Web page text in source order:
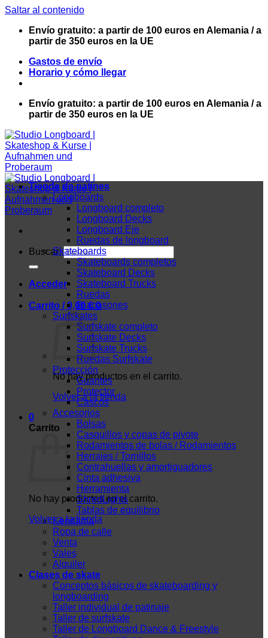
Saltar al contenido
Envío gratuito: a partir de 100 euros en Alemania / a
partir de 350 euros en la UE
Gastos de envío
Horario y cómo llegar
Envío gratuito: a partir de 100 euros en Alemania / a
partir de 350 euros en la UE
Buscar:
Acceder
Carrito /0,00€ 0
No hay productos en el carrito.
Volver a la tienda
0
Carrito
No hay productos en el carrito.
Volver a la tienda
Tienda de patines
Longboards
Longboard completo
Longboard Decks
Longboard Eje
Ruedas de longboard
Skateboards
Skateboards completos
Skateboard Decks
Skateboard Trucks
Ruedas
Diapasones
Surfskates
Surfskate completo
Surfskate Decks
Surfskate Trucks
Ruedas Surfskate
Protección
Guantes
Protector
Cascos
Accesorios
Bolsas
Casquillos y copas de pivote
Rodamientos de bolas / Rodamientos
Herrajes / Tornillos
Contrahuellas y amortiguadores
Cinta adhesiva
Herramienta
ShredLights
Tablas de equilibrio
Kendama
Ropa de calle
Venta
Vales
Alquiler
Clases de skate
Conceptos básicos de skateboarding y
longboarding
Taller individual de patinaje
Taller de surfskate
Taller de Longboard Dance & Freestyle